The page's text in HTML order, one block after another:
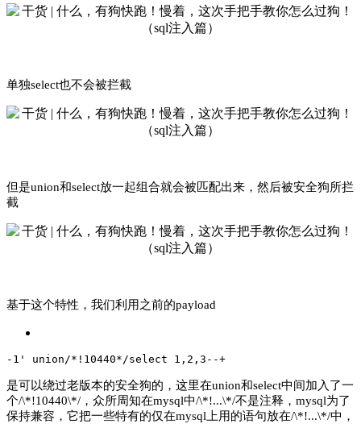
单独select也不会被拦截
但是union和select放一起组合就会被匹配出来，然后被安全狗所拦
截
基于这个特性，我们利用之前的payload
-1' union/*!10440*/select 1,2,3--+
是可以绕过老版本的安全狗的，这里在union和select中间加入了一
个/\*!10440\*/，众所周知在mysql中/\*!...\*/不是注释，mysql为了
保持兼容，它把一些特有的仅在mysql上用的语句放在/\*!...\*/中，